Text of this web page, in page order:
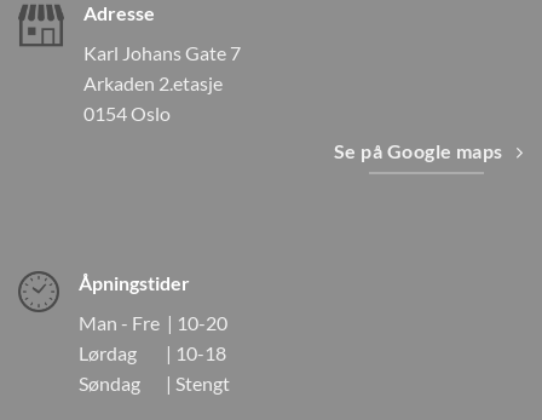
Adresse
Karl Johans Gate 7
Arkaden 2.etasje
0154 Oslo
Se på Google maps
Åpningstider
Man - Fre | 10-20
Lørdag | 10-18
Søndag | Stengt